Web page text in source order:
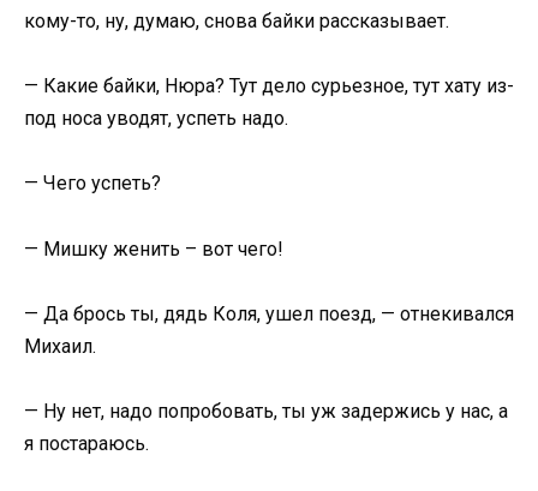
кому-то, ну, думаю, снова байки рассказывает.
— Какие байки, Нюра? Тут дело сурьезное, тут хату из-
под носа уводят, успеть надо.
— Чего успеть?
— Мишку женить – вот чего!
— Да брось ты, дядь Коля, ушел поезд, — отнекивался
Михаил.
— Ну нет, надо попробовать, ты уж задержись у нас, а
я постараюсь.